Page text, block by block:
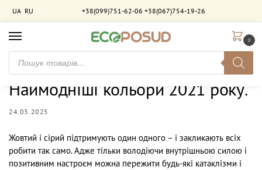
UA RU +38(099)751-62-06 +38(067)754-19-26
0
Головна / Новини / Наймодніші кольори 2021 року.
Наймодніші кольори 2021 року.
24.03.2025
Жовтий і сірий підтримують один одного – і закликають всіх
робити так само. Адже тільки володіючи внутрішньою силою і
позитивним настроєм можна пережити будь-які катаклізми і